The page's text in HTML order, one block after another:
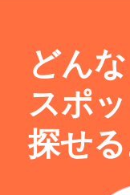
どんな
スポ
探せる